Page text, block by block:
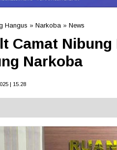
Hangus » Narkoba » News
Camat
Narkoba
| 15.28